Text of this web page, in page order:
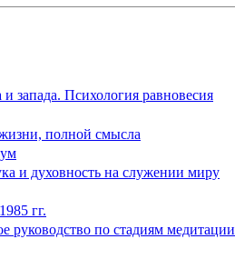
запада. Психология равновесия
полной смысла
и духовность на служении миру
гг.
руководство по стадиям медитации